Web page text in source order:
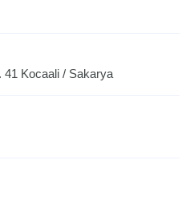
41 Kocaali / Sakarya